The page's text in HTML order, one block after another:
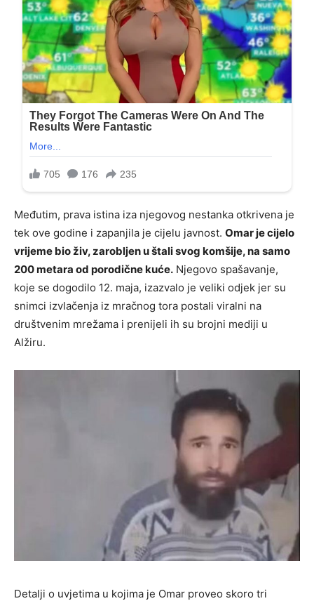
Međutim, prava istina iza njegovog nestanka otkrivena je
tek ove godine i zapanjila je cijelu javnost. Omar je cijelo
vrijeme bio živ, zarobljen u štali svog komšije, na samo
200 metara od porodične kuće. Njegovo spašavanje,
koje se dogodilo 12. maja, izazvalo je veliki odjek jer su
snimci izvlačenja iz mračnog tora postali viralni na
društvenim mrežama i prenijeli ih su brojni mediji u
Alžiru.
Detalji o uvjetima u kojima je Omar proveo skoro tri